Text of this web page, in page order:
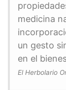
medicina
un gesto
en el
El Herbolario